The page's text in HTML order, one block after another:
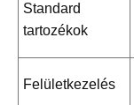
Standard
tartozékok
Felületkezelés